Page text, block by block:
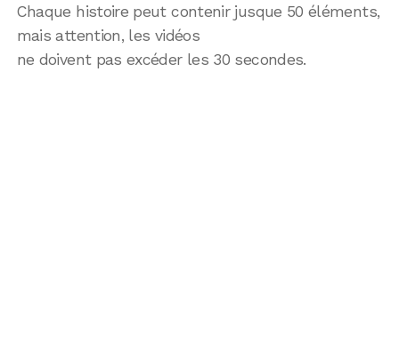
Chaque histoire peut contenir jusque 50 éléments,
mais attention, les vidéos
ne doivent pas excéder les 30 secondes.